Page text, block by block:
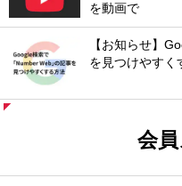
を動画で
【お知らせ】
を見つけやすく
会